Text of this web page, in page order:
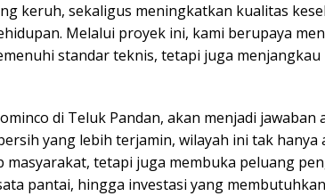
keruh, sekaligus meningkatkan kualitas
Melalui proyek ini, kami berupaya
standar teknis, tetapi juga
di Teluk Pandan, akan menjadi jawaban
yang lebih terjamin, wilayah ini tak hanya
tetapi juga membuka peluang
pantai, hingga investasi yang